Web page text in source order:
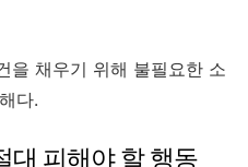
을 채우기 위해 불필요한 소
다.
대 피해야 할 행동